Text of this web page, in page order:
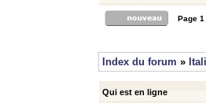
Page 1
Index du forum »
Qui est en ligne